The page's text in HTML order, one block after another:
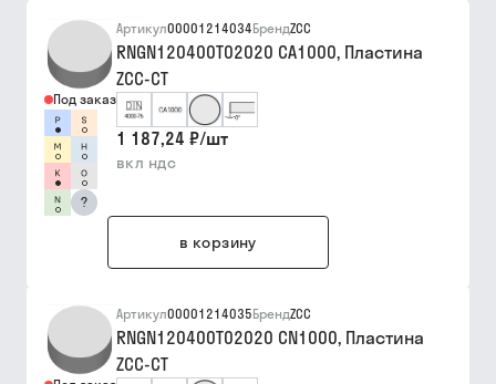
Под заказ
?
Артикул00001214034БрендZCC
RNGN120400T02020 CA1000, Пластина
ZCC-CT
1 187,24 ₽/шт
вкл ндс
в корзину
Артикул00001214035БрендZCC
RNGN120400T02020 CN1000, Пластина
ZCC-CT